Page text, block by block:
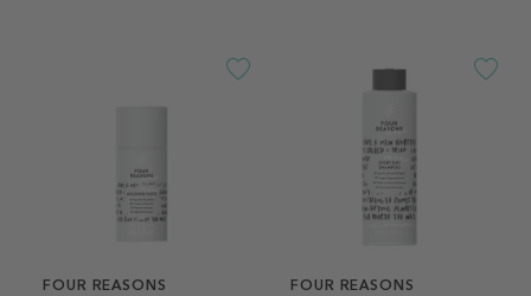
FOUR REASONS
FOUR REASONS